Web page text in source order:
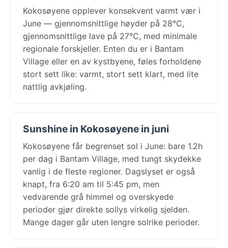
Kokosøyene opplever konsekvent varmt vær i
June — gjennomsnittlige høyder på 28°C,
gjennomsnittlige lave på 27°C, med minimale
regionale forskjeller. Enten du er i Bantam
Village eller en av kystbyene, føles forholdene
stort sett like: varmt, stort sett klart, med lite
nattlig avkjøling.
Sunshine in Kokosøyene in juni
Kokosøyene får begrenset sol i June: bare 1.2h
per dag i Bantam Village, med tungt skydekke
vanlig i de fleste regioner. Dagslyset er også
knapt, fra 6:20 am til 5:45 pm, men
vedvarende grå himmel og overskyede
perioder gjør direkte sollys virkelig sjelden.
Mange dager går uten lengre solrike perioder.